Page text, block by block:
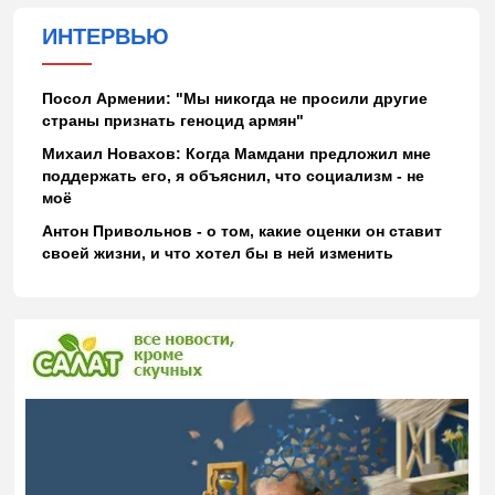
ИНТЕРВЬЮ
Посол Армении: "Мы никогда не просили другие
страны признать геноцид армян"
Михаил Новахов: Когда Мамдани предложил мне
поддержать его, я объяснил, что социализм - не
моё
Антон Привольнов - о том, какие оценки он ставит
своей жизни, и что хотел бы в ней изменить